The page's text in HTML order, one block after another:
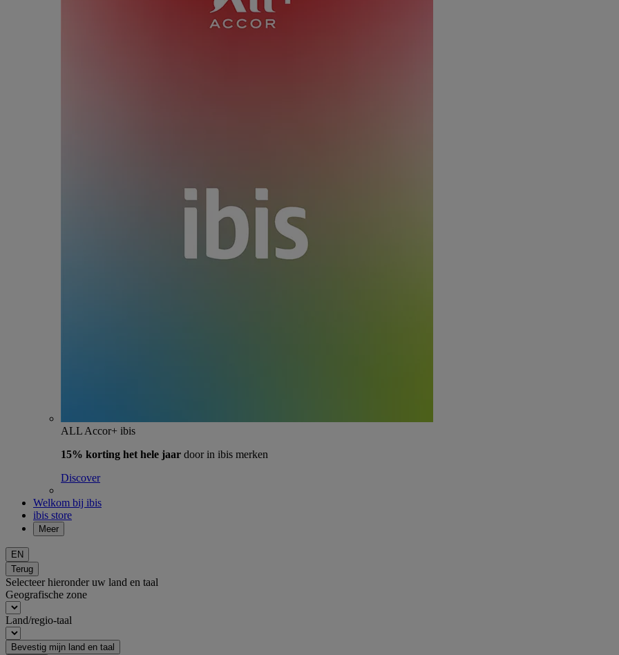
ALL Accor+ ibis
15% korting het hele jaar door in ibis merken
Discover
Welkom bij ibis
ibis store
Meer
EN
Terug
Selecteer hieronder uw land en taal
Geografische zone
Land/regio-taal
Bevestig mijn land en taal